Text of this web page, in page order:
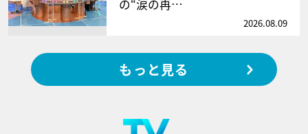
の“涙の再…
2026.08.09
もっと見る